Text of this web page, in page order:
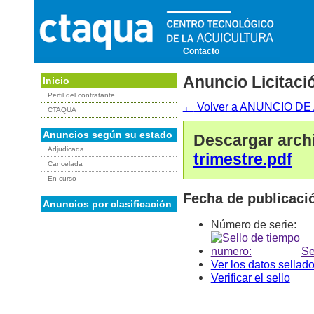
Contacto
Anuncio
← Volver a ANUNCIO
Descargar
trimestre.pdf
Fecha de
Número de serie:
Ver los datos
Verificar el sello
Inicio
Perfil del contratante
CTAQUA
Anuncios según su estado
Adjudicada
Cancelada
En curso
Anuncios por clasificación